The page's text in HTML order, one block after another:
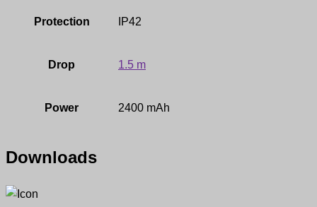
Protection IP42
Drop 1.5 m
Power 2400 mAh
Downloads